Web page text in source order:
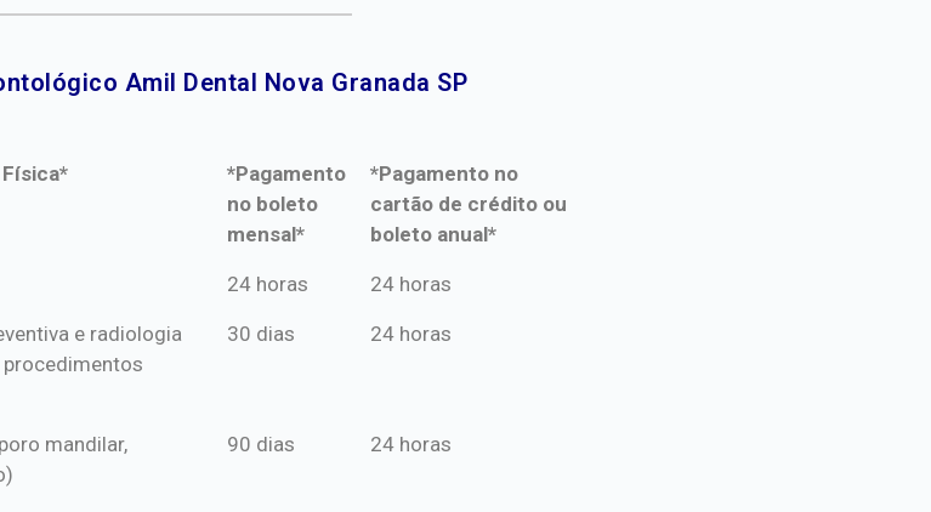
Amil Dental Nova Granada SP​
*Pagamento
no boleto
mensal*
*Pagamento no
cartão de crédito ou
boleto anual*
*Pagamento
mensal*
*Pagamento no
boleto anual*
24 horas 24 horas
e radiologia
30 dias 24 horas
mandilar,
90 dias 24 horas